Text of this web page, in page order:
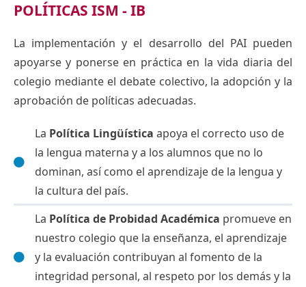
POLÍTICAS ISM - IB
La implementación y el desarrollo del PAI pueden
apoyarse y ponerse en práctica en la vida diaria del
colegio mediante el debate colectivo, la adopción y la
aprobación de políticas adecuadas.
La Política Lingüística apoya el correcto uso de
la lengua materna y a los alumnos que no lo
dominan, así como el aprendizaje de la lengua y
la cultura del país.
La Política de Probidad Académica promueve en
nuestro colegio que la enseñanza, el aprendizaje
y la evaluación contribuyan al fomento de la
integridad personal, al respeto por los demás y la